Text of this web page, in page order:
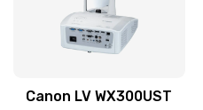
Canon LV WX300UST